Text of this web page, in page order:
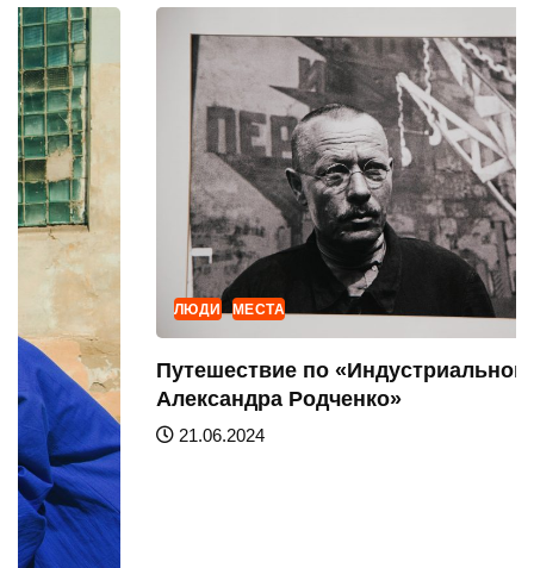
ЛЮДИ
Путешествие по «Индустриальному миру
Александра Родченко»
21.06.2024